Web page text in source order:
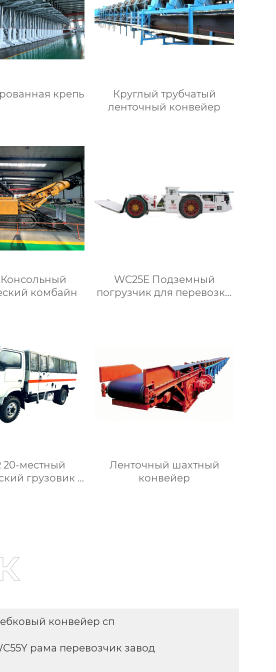
крепь
Круглый трубчатый
ленточный конвейер
Консольный
комбайн
WC25E Подземный
погрузчик для перевозки
20-местный
грузовик с
Ленточный шахтный
конвейер
конвейер сп
рама перевозчик завод